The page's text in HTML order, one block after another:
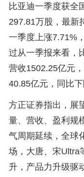
比亚迪一季度获全
297.81万股，最新
一季度上涨7.71%
过从一季报来看，
营收1502.25亿元
40.85亿元，同比下
方正证券指出，展
量、营收、盈利规
气周期延续，全球
场，大唐、宋Ultra
升，产品力升级驱